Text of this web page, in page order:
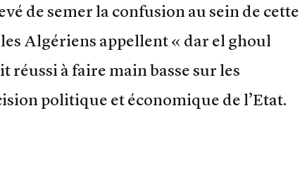
de semer la confusion au sein de cette
Algériens appellent « dar el ghoul
réussi à faire main basse sur les
politique et économique de l’Etat.